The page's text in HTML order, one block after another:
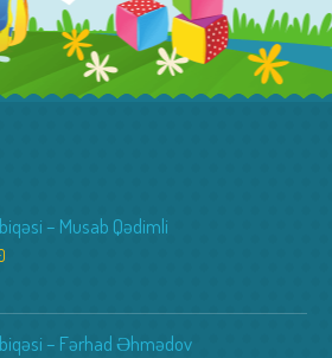
– Musab Qədimli
– Fərhad Əhmədov